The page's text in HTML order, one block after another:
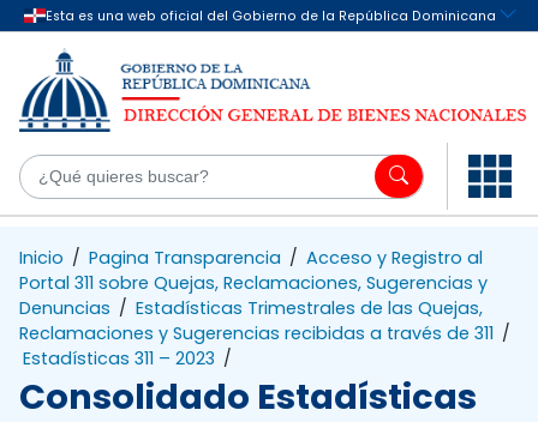
Saltar al contenido principal
Inicio / Pagina Transparencia / Acceso y Registro al
Portal 311 sobre Quejas, Reclamaciones, Sugerencias y
Denuncias / Estadísticas Trimestrales de las Quejas,
Reclamaciones y Sugerencias recibidas a través de 311 /
Estadísticas 311 – 2023 /
Consolidado Estadísticas